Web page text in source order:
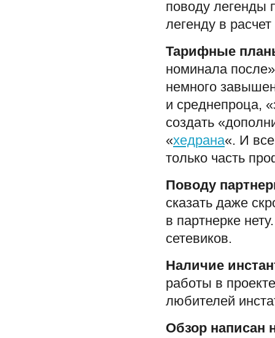
поводу легенды
легенду в
Тарифные
номинала
немного
и среднепроца,
создать
«хедрана«. И
только часть
Поводу
сказать даже
в партнерке
сетевиков.
Наличие
работы в
любителей
Обзор написан